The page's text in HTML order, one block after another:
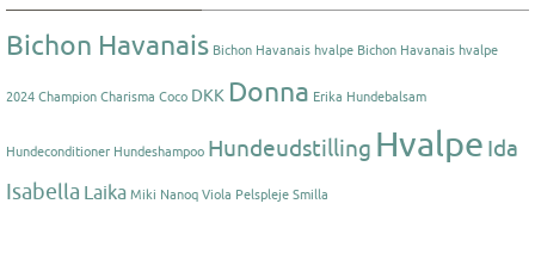
Bichon Havanais Bichon Havanais hvalpe Bichon Havanais hvalpe
2024 Champion Charisma Coco DKK Donna Erika Hundebalsam
Hundeconditioner Hundeshampoo Hundeudstilling Hvalpe Ida
Isabella Laika Miki Nanoq Viola Pelspleje Smilla